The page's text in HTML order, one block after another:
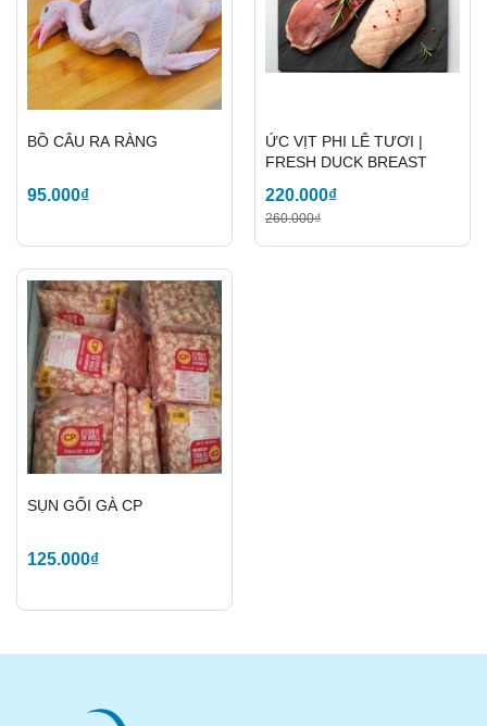
BỒ CÂU RA RÀNG
95.000₫
ỨC VỊT PHI LÊ TƯƠI |
FRESH DUCK BREAST
220.000₫
260.000₫
SỤN GỐI GÀ CP
125.000₫